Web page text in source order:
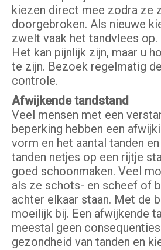
kiezen direct mee zodra ze
doorgebroken. Als nieuwe
zwelt vaak het tandvlees op.
Het kan pijnlijk zijn, maar u
te zijn. Bezoek regelmatig
controle.
Afwijkende tandstand
Veel mensen met een
beperking hebben een
vorm en het aantal tanden
tanden netjes op een rijtje
goed schoonmaken. Veel
als ze schots- en scheef of
achter elkaar staan. Met de
moeilijk bij. Een afwijkende
meestal geen
gezondheid van tanden en